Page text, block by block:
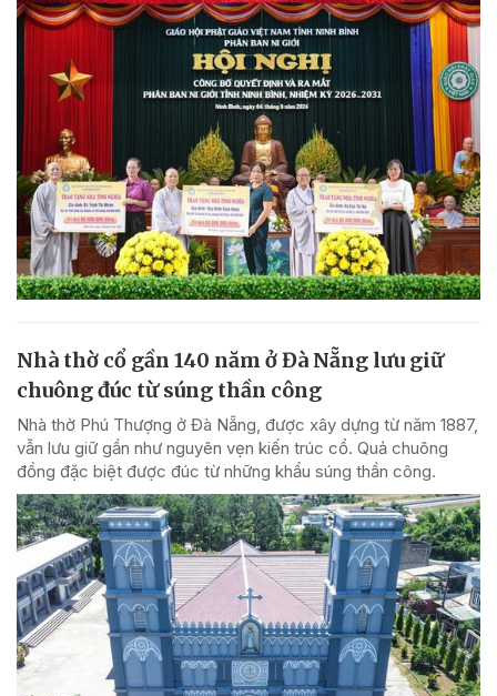
Nhà thờ cổ gần 140 năm ở Đà Nẵng lưu giữ
chuông đúc từ súng thần công
Nhà thờ Phú Thượng ở Đà Nẵng, được xây dựng từ năm 1887,
vẫn lưu giữ gần như nguyên vẹn kiến trúc cổ. Quả chuông
đồng đặc biệt được đúc từ những khẩu súng thần công.